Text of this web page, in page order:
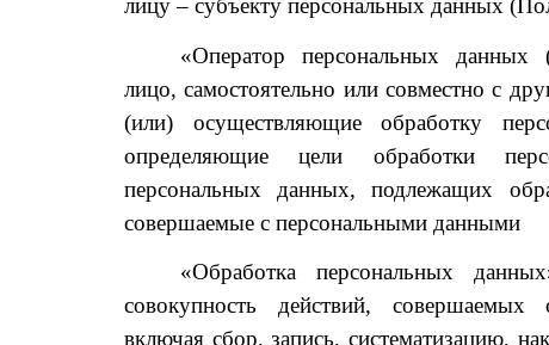
лицу – субъекту персональных данных
«Оператор персональных
лицо, самостоятельно или совместно с
(или) осуществляющие обработку
определяющие цели обработки
персональных данных, подлежащих
совершаемые с персональными данными
«Обработка персональных
совокупность действий,
включая сбор, запись, систематизацию,